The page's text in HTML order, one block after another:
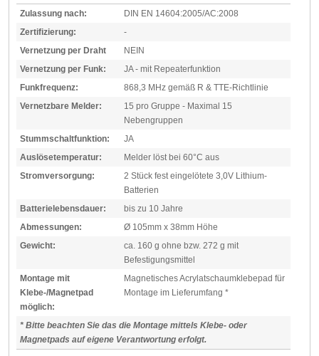
Zulassung nach:
DIN EN 14604:2005/AC:2008
Zertifizierung:
-
Vernetzung per Draht
NEIN
Vernetzung per Funk:
JA - mit Repeaterfunktion
Funkfrequenz:
868,3 MHz gemäß R & TTE-Richtlinie
Vernetzbare Melder:
15 pro Gruppe - Maximal 15
Nebengruppen
Stummschaltfunktion:
JA
Auslösetemperatur:
Melder löst bei 60°C aus
Stromversorgung:
2 Stück fest eingelötete 3,0V Lithium-
Batterien
Batterielebensdauer:
bis zu 10 Jahre
Abmessungen:
Ø 105mm x 38mm Höhe
Gewicht:
ca. 160 g ohne bzw. 272 g mit
Befestigungsmittel
Montage mit
Klebe-/Magnetpad
möglich:
Magnetisches Acrylatschaumklebepad für
Montage im Lieferumfang *
* Bitte beachten Sie das die Montage mittels Klebe- oder
Magnetpads auf eigene Verantwortung erfolgt.